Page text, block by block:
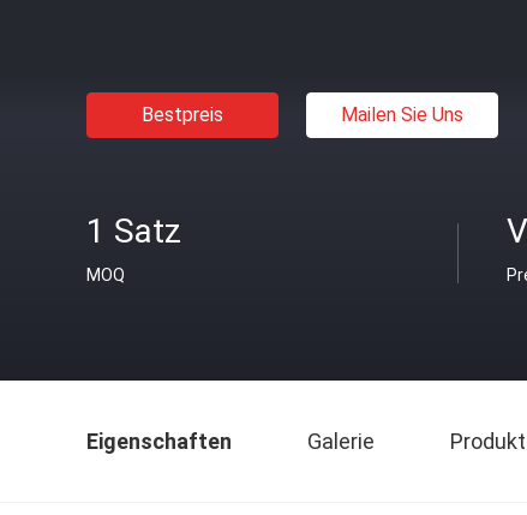
Bestpreis Mailen Sie Uns
1 Satz
MOQ
Eigenschaften Galerie